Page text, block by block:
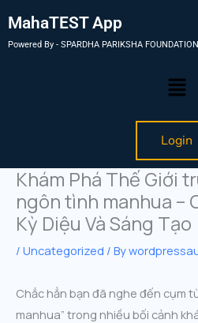
MahaTEST App
Powered By - SPARDHA PARIKSHA FOUNDATION
Menu
Login
Khám Phá Thế Giới
ngôn tình manhua –
Kỳ Diệu Và Sáng Tạo
/ Uncategorized / By
Chắc hẳn bạn đã nghe đến cụm
manhua” trong nhiều bối cảnh